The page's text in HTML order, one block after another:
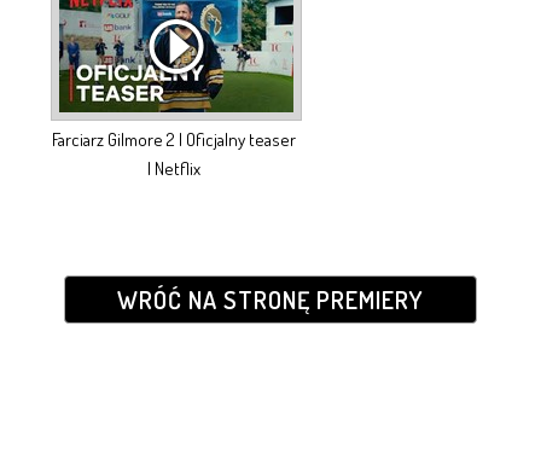
Farciarz Gilmore 2 | Oficjalny teaser
| Netflix
WRÓĆ NA STRONĘ PREMIERY